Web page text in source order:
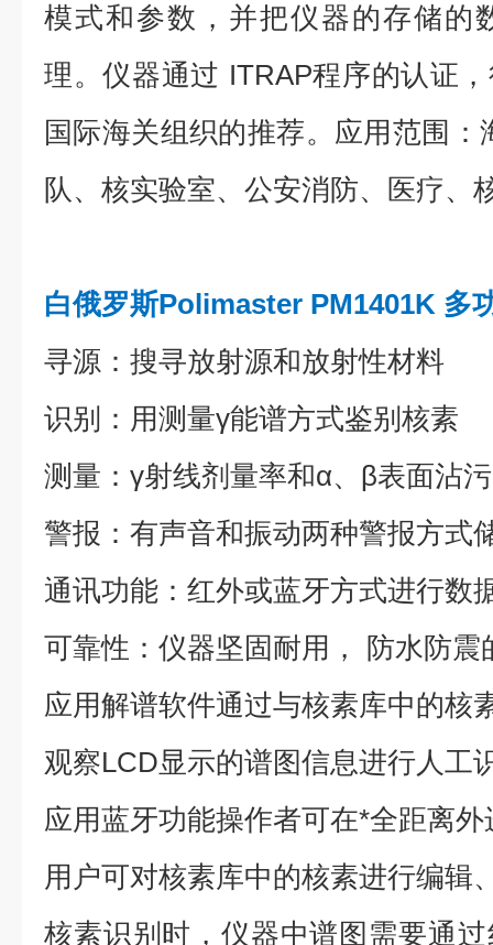
模式和参数，并把仪器的存储的
理。仪器通过 ITRAP程序的认证
国际海关组织的推荐。应用范围
队、核实验室、公安消防、医疗、
白俄罗斯Polimaster PM1401K 多
寻源：搜寻放射源和放射性材料
识别：用测量γ能谱方式鉴别核素
测量：γ射线剂量率和α、β表面沾污
警报：有声音和振动两种警报方式
通讯功能：红外或蓝牙方式进行数
可靠性：仪器坚固耐用，
防水防震
应用解谱软件通过与核素库中的核
观察LCD显示的谱图信息进行人工
应用蓝牙功能操作者可在*全距离
用户可对核素库中的核素进行编辑
核素识别时，仪器中谱图需要通